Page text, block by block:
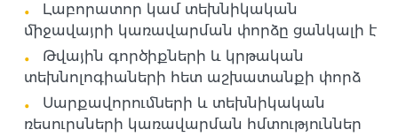
Լաբորատոր կամ տեխնիկական
միջավայրի կառավարման փորձը ցանկալի է
Թվային գործիքների և կրթական
տեխնոլոգիաների հետ աշխատանքի փորձ
Սարքավորումների և տեխնիկական
ռեսուրսների կառավարման հմտություններ